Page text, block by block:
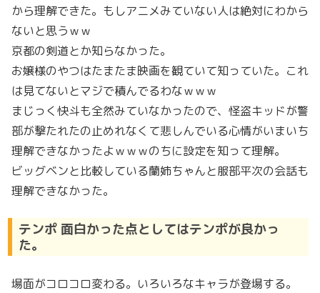
から理解できた。もしアニメみていない人は絶対にわから
ないと思うｗｗ
京都の剣道とか知らなかった。
お嬢様のやつはたまたま映画を観ていて知っていた。これ
は見てないとマジで積んでるわなｗｗｗ
まじっく快斗も全然みていなかったので、怪盗キッドが警
部が撃たれたの止めれなくて悲しんでいる心情がいまいち
理解できなかったよｗｗｗのちに設定を知って理解。
ビッグベンと比較している蘭姉ちゃんと服部平次の会話も
理解できなかった。
テンポ 面白かった点としてはテンポが良かっ
た。
場面がコロコロ変わる。いろいろなキャラが登場する。